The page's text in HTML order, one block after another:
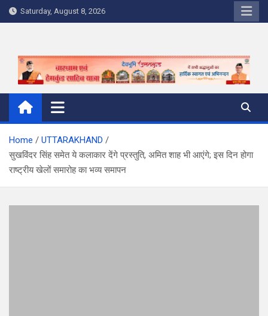
Skip
to
Saturday, August 8, 2026
Home
UTTARAKHAND
सुखविंदर सिंह समेत ये कलाकार देंगे प्रस्तुति, अमित शाह भी आएंगे; इस दिन होगा
राष्ट्रीय खेलों समारोह का भव्य समापन